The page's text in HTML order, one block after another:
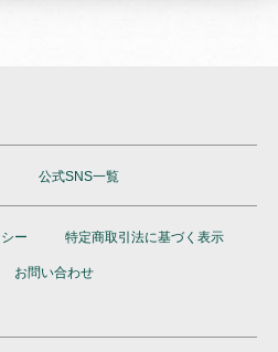
公式SNS一覧
ー 特定商取引法に基づく表示
お問い合わせ